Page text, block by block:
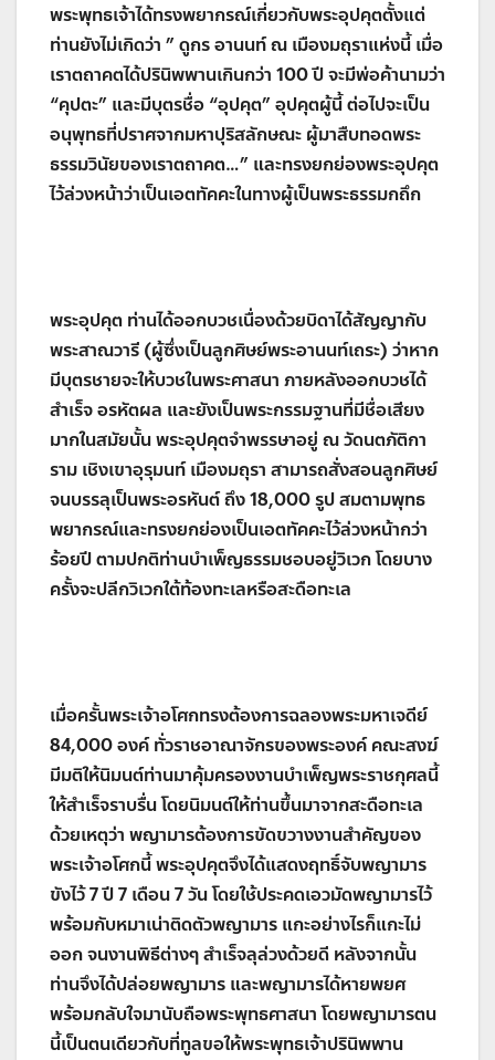
พระพุทธเจ้าได้ทรงพยากรณ์เกี่ยวกับพระอุปคุตตั้งแต่
ท่านยังไม่เกิดว่า ” ดูกร อานนท์ ณ เมืองมถุราแห่งนี้ เมื่อ
เราตถาคตได้ปรินิพพานเกินกว่า 100 ปี จะมีพ่อค้านามว่า
“คุปตะ” และมีบุตรชื่อ “อุปคุต” อุปคุตผู้นี้ ต่อไปจะเป็น
อนุพุทธที่ปราศจากมหาปุริสลักษณะ ผู้มาสืบทอดพระ
ธรรมวินัยของเราตถาคต…” และทรงยกย่องพระอุปคุต
ไว้ล่วงหน้าว่าเป็นเอตทัคคะในทางผู้เป็นพระธรรมกถึก
พระอุปคุต ท่านได้ออกบวชเนื่องด้วยบิดาได้สัญญากับ
พระสาณวารี (ผู้ซึ่งเป็นลูกศิษย์พระอานนท์เถระ) ว่าหาก
มีบุตรชายจะให้บวชในพระศาสนา ภายหลังออกบวชได้
สำเร็จ อรหัตผล และยังเป็นพระกรรมฐานที่มีชื่อเสียง
มากในสมัยนั้น พระอุปคุตจำพรรษาอยู่ ณ วัดนตภัติกา
ราม เชิงเขาอุรุมนท์ เมืองมถุรา สามารถสั่งสอนลูกศิษย์
จนบรรลุเป็นพระอรหันต์ ถึง 18,000 รูป สมตามพุทธ
พยากรณ์และทรงยกย่องเป็นเอตทัคคะไว้ล่วงหน้ากว่า
ร้อยปี ตามปกติท่านบำเพ็ญธรรมชอบอยู่วิเวก โดยบาง
ครั้งจะปลีกวิเวกใต้ท้องทะเลหรือสะดือทะเล
เมื่อครั้นพระเจ้าอโศกทรงต้องการฉลองพระมหาเจดีย์
84,000 องค์ ทั่วราชอาณาจักรของพระองค์ คณะสงฆ์
มีมติให้นิมนต์ท่านมาคุ้มครองงานบำเพ็ญพระราชกุศลนี้
ให้สำเร็จราบรื่น โดยนิมนต์ให้ท่านขึ้นมาจากสะดือทะเล
ด้วยเหตุว่า พญามารต้องการขัดขวางงานสำคัญของ
พระเจ้าอโศกนี้ พระอุปคุตจึงได้แสดงฤทธิ์จับพญามาร
ขังไว้ 7 ปี 7 เดือน 7 วัน โดยใช้ประคดเอวมัดพญามารไว้
พร้อมกับหมาเน่าติดตัวพญามาร แกะอย่างไรก็แกะไม่
ออก จนงานพิธีต่างๆ สำเร็จลุล่วงด้วยดี หลังจากนั้น
ท่านจึงได้ปล่อยพญามาร และพญามารได้หายพยศ
พร้อมกลับใจมานับถือพระพุทธศาสนา โดยพญามารตน
นี้เป็นตนเดียวกับที่ทูลขอให้พระพุทธเจ้าปรินิพพาน